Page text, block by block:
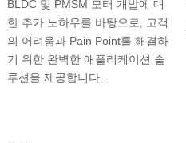
BLDC 및 PMSM 모터 개발에 대
한 추가 노하우를 바탕으로, 고객
의 어려움과 Pain Point를 해결하
기 위한 완벽한 애플리케이션 솔
루션을 제공합니다..